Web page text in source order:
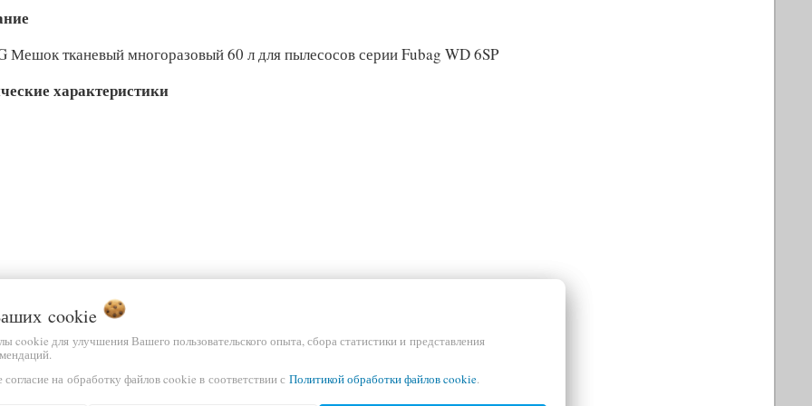
Мешок тканевый многоразовый 60 л для пылесосов серии Fubag WD 6SP
характеристики
cookie
cookie для улучшения Вашего пользовательского опыта, сбора статистики и представления
на обработку файлов cookie в соответствии с Политикой обработки файлов cookie.